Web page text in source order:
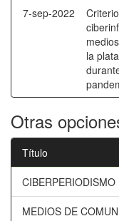
7-sep-2022
la
Otras
Título
CIBERPERIODISMO
MEDIOS DE